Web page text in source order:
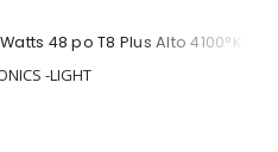
48 po T8 Plus Alto 4100°K
-LIGHT